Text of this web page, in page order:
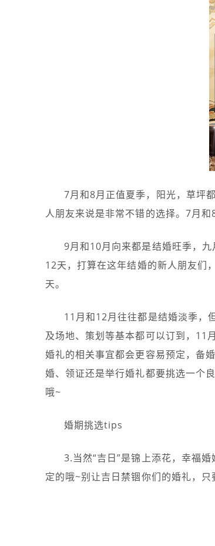
7月和8月正值夏季，阳光，草坪
人朋友来说是非常不错的选择。7月
9月和10月向来都是结婚旺季，
12天，打算在这年结婚的新人朋友们
天。
11月和12月往往都是结婚淡季，
及场地、策划等基本都可以订到，11
婚礼的相关事宜都会更容易预定，备
婚、领证还是举行婚礼都要挑选一个
哦~
婚期挑选tips
3.当然“吉日”是锦上添花，幸福
定的哦~别让吉日禁锢你们的婚礼，只